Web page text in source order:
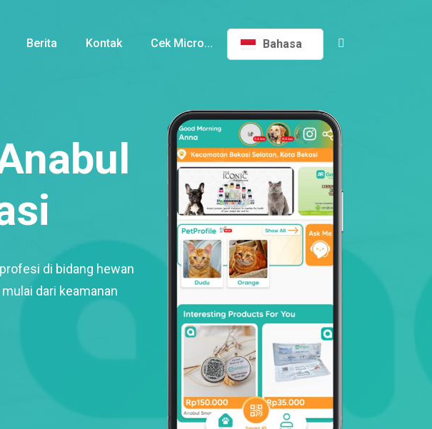
Berita Kontak Cek Micro... Bahasa
di bidang hewan
dari keamanan